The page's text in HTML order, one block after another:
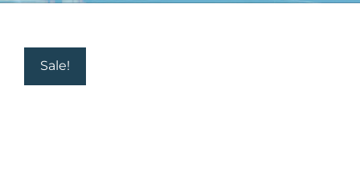
Sale!